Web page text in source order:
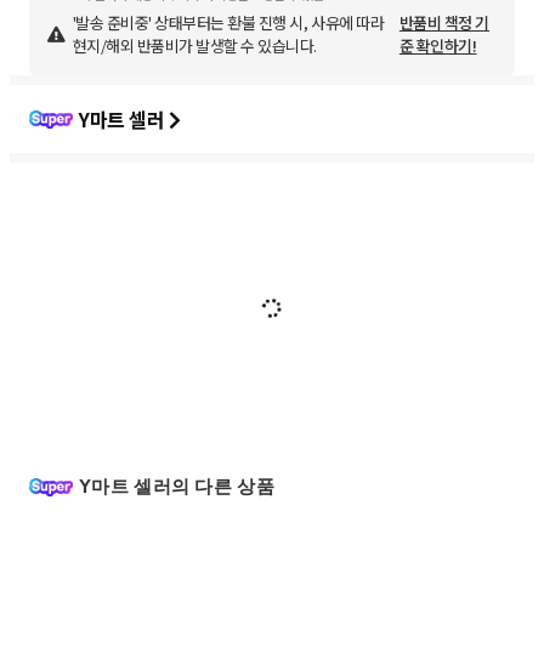
'발송 준비중' 상태부터는 환불 진행 시, 사유에 따라
현지/해외 반품비가 발생할 수 있습니다.
반품비 책정 기
준 확인하기!
Y마트 셀러
Y마트 셀러의 다른 상품